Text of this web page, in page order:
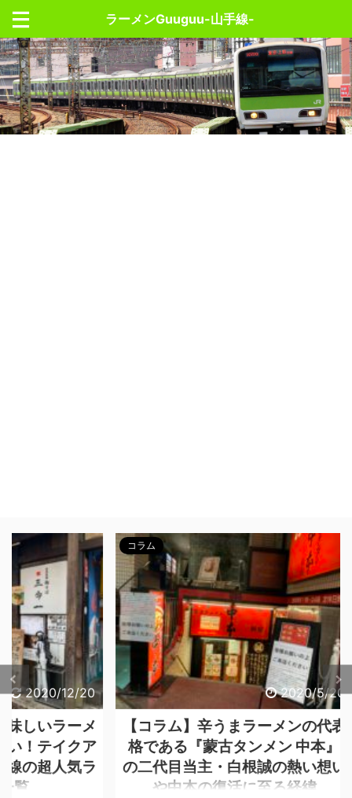
ラーメンGuuguu-山手線-
20
ーメ
クア
気ラ
コラム
2020/5/20
【コラム】辛うまラーメンの代表
格である『蒙古タンメン 中本』
の二代目当主・白根誠の熱い想い
や中本の復活に至る経緯
特集
【特
メニ
田